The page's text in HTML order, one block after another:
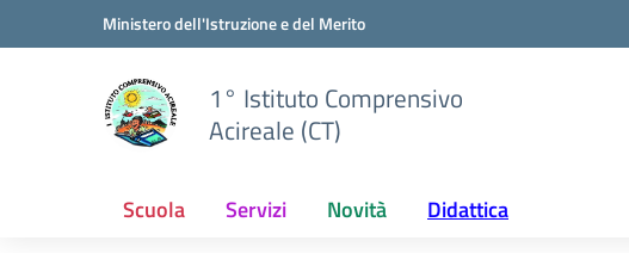
Vai ai contenuti
Vai al menu di navigazioneMinistero dell'Istruzione e del Merito
1° Istituto Comprensivo
Acireale (CT)
Scuola Servizi Novità Didattica